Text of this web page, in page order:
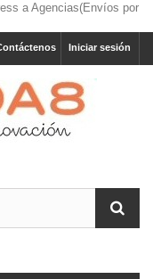
Iniciar sesión